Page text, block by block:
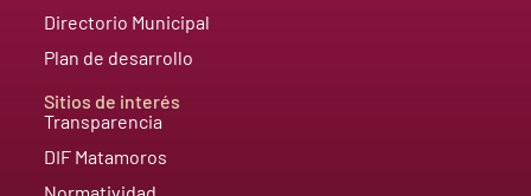
Directorio Municipal
Plan de desarrollo
Sitios de interés
Transparencia
DIF Matamoros